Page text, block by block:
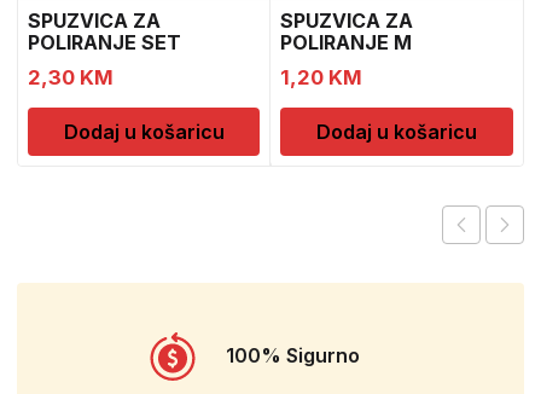
SPUZVICA ZA
POLIRANJE SET
2,30 KM
Dodaj u košaricu
SPUZVICA ZA
POLIRANJE M
1,20 KM
Dodaj u košaricu
100% Sigurno